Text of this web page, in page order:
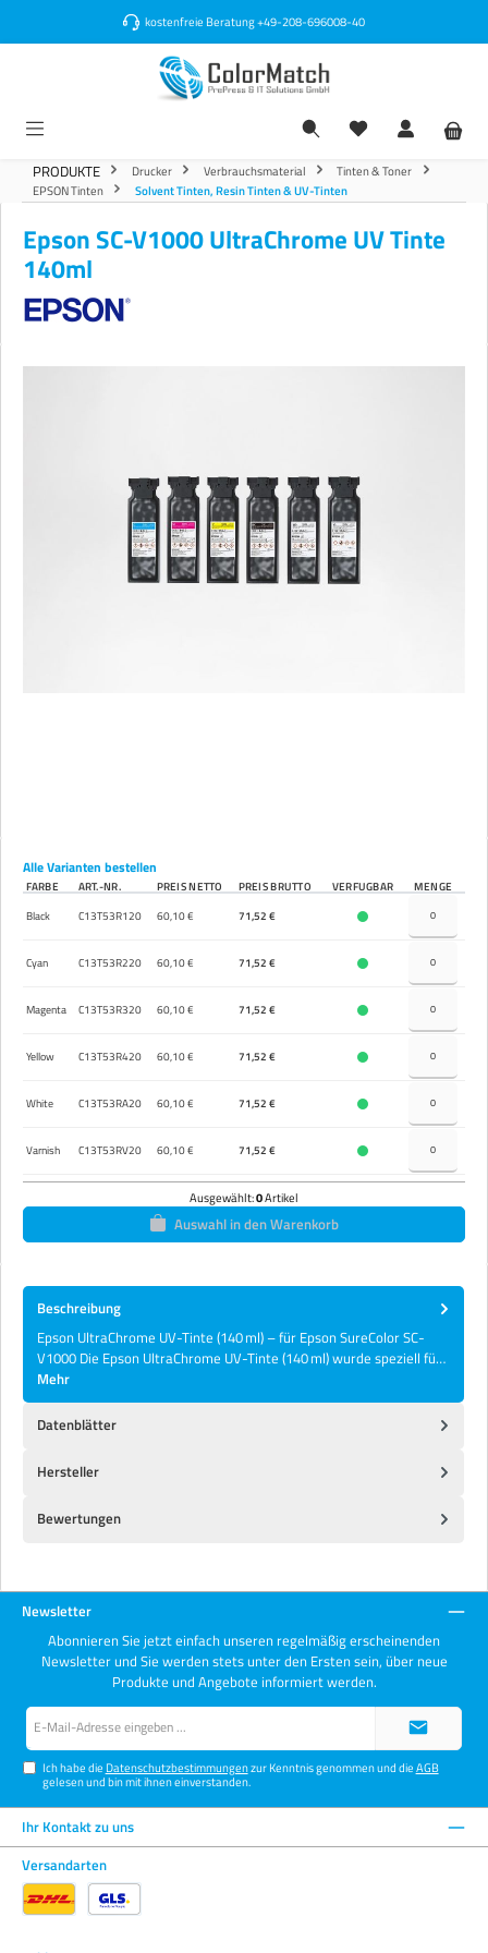
kostenfreie Beratung+49-208-696008-40
PRODUKTE Drucker Verbrauchsmaterial
Tinten & Toner
EPSON Tinten
Solvent Tinten, Resin Tinten & UV-Tinten
Epson SC-V1000 UltraChrome UV Tinte
140ml
Alle Varianten bestellen
FARBE ART.-NR. PREIS NETTO PREIS BRUTTO VERFÜGBAR
MENGE
Black
C13T53R120 60,10 € 71,52 €
Cyan C13T53R220 60,10 € 71,52 €
Magenta C13T53R320 60,10 € 71,52 €
Yellow C13T53R420 60,10 € 71,52 €
White C13T53RA20 60,10 € 71,52 €
Varnish C13T53RV20 60,10 € 71,52 €
Ausgewählt:0Artikel
Auswahl in den Warenkorb
Beschreibung
Epson UltraChrome UV-Tinte (140 ml) – für Epson SureColor SC-
V1000 Die Epson UltraChrome UV-Tinte (140 ml) wurde speziell fü…
Mehr
Datenblätter
Hersteller
Bewertungen
Newsletter
Abonnieren Sie jetzt einfach unseren regelmäßig erscheinenden
Newsletter und Sie werden stets unter den Ersten sein, über neue
Produkte und Angebote informiert werden.
Ich habe die Datenschutzbestimmungenzur Kenntnis genommen und dieAGB
gelesen und bin mit ihnen einverstanden.
Ihr Kontakt zu uns
Versandarten